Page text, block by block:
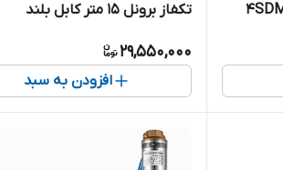
برونل ۱۵ متر کابل بلند 4SDM4/10-
تکفاز برونل ۱۵ متر کابل بلند
29,550,000
افزودن به سبد